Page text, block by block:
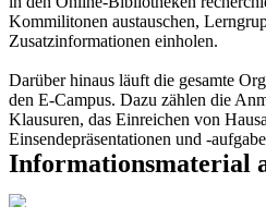
Kommilitonen austauschen,
Zusatzinformationen einholen.
Darüber hinaus läuft die gesamte
den E-Campus. Dazu zählen die
Klausuren, das Einreichen von
Einsendepräsentationen und -
Informationsmaterial